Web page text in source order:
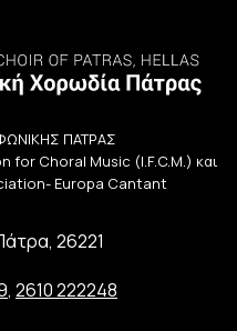
ΠΑΤΡΑΣ
Choral Music (I.F.C.M.) και
Europa Cantant
26221
, 2610 222248